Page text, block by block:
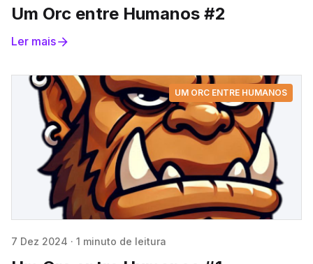
Um Orc entre Humanos #2
Ler mais
UM ORC ENTRE HUMANOS
7 Dez 2024 · 1 minuto de leitura